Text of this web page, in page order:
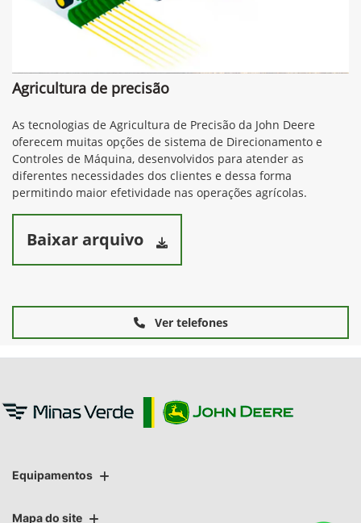
Agricultura de precisão
As tecnologias de Agricultura de Precisão da John Deere
oferecem muitas opções de sistema de Direcionamento e
Controles de Máquina, desenvolvidos para atender as
diferentes necessidades dos clientes e dessa forma
permitindo maior efetividade nas operações agrícolas.
Baixar arquivo
Ver telefones
Equipamentos
Mapa do site